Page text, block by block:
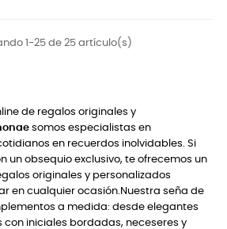
1-25 de 25 artículo(s)
de regalos originales y
somos especialistas en
en recuerdos inolvidables. Si
un obsequio exclusivo, te ofrecemos un
originales y personalizados
en cualquier ocasión.Nuestra seña de
a medida: desde elegantes
con iniciales bordadas, neceseres y